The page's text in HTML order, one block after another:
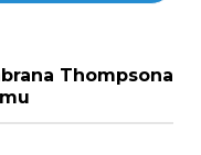
Thompsona